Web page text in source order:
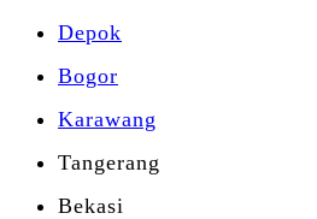
Depok
Bogor
Karawang
Tangerang
Bekasi